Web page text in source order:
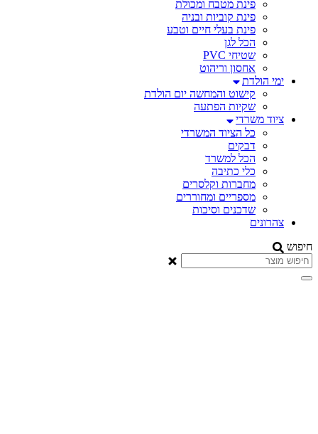
פינת מטבח ומכולת
פינת קוביות ובניה
פינת בעלי חיים וטבע
הכל לגן
שטיחי PVC
אחסון וריהוט
ימי הולדת
קישוט והמחשה יום הולדת
שקיות הפתעה
ציוד משרדי
כל הציוד המשרדי
דבקים
הכל למשרד
כלי כתיבה
מחברות וקלסרים
מספריים ומחוררים
שדכנים וסיכות
צהרונים